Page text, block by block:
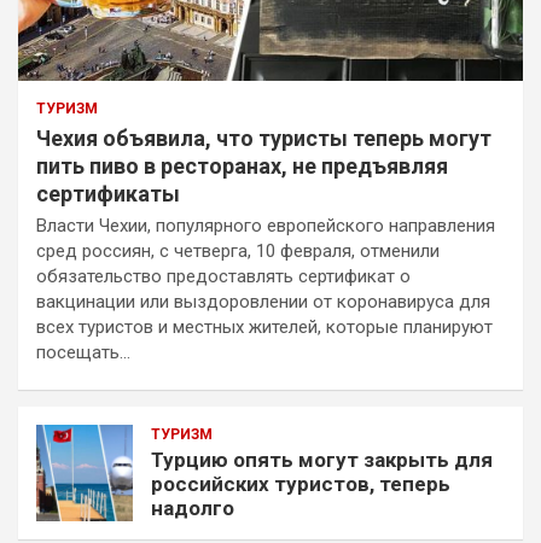
ТУРИЗМ
Чехия объявила, что туристы теперь могут
пить пиво в ресторанах, не предъявляя
сертификаты
Власти Чехии, популярного европейского направления
сред россиян, с четверга, 10 февраля, отменили
обязательство предоставлять сертификат о
вакцинации или выздоровлении от коронавируса для
всех туристов и местных жителей, которые планируют
посещать…
ТУРИЗМ
Турцию опять могут закрыть для
российских туристов, теперь
надолго